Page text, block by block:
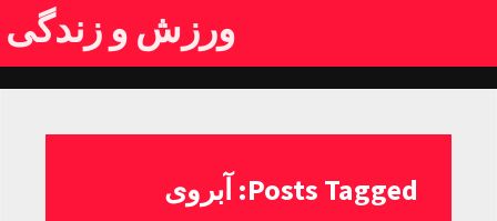
ورزش و زندگی
Posts Tagged: آبروی